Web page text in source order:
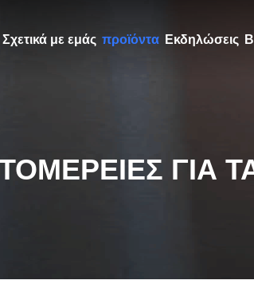
Σχετικά με εμάς προϊόντα Εκδηλώσεις
ΓΙΑ